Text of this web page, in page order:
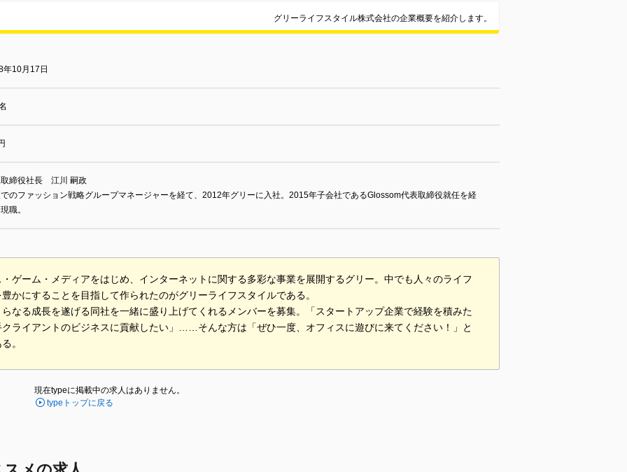
グリーライフスタイル株式会社の企業概要を紹介します。
年10月17日
取締役社長 江川 嗣政
のファッション戦略グループマネージャーを経て、2012年グリーに入社。2015年子会社であるGlossom代表取締役就任を経
職。
ゲーム・メディアをはじめ、インターネットに関する多彩な事業を展開するグリー。中でも人々のライフ
かにすることを目指して作られたのがグリーライフスタイルである。
なる成長を遂げる同社を一緒に盛り上げてくれるメンバーを募集。「スタートアップ企業で経験を積みた
ライアントのビジネスに貢献したい」……そんな方は「ぜひ一度、オフィスに遊びに来てください！」と
。
現在typeに掲載中の求人はありません。
typeトップに戻る